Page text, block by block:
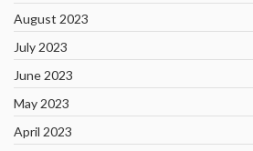
August 2023
July 2023
June 2023
May 2023
April 2023